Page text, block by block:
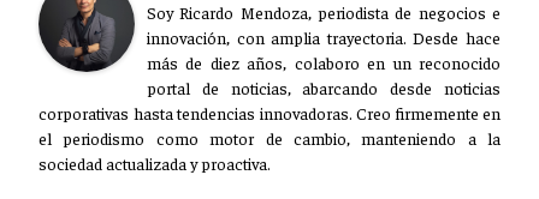
Soy Ricardo Mendoza, periodista de negocios e
innovación, con amplia trayectoria. Desde hace
más de diez años, colaboro en un reconocido
portal de noticias, abarcando desde noticias
corporativas hasta tendencias innovadoras. Creo firmemente en
el periodismo como motor de cambio, manteniendo a la
sociedad actualizada y proactiva.